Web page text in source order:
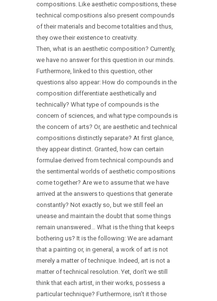
compositions. Like aesthetic compositions, these
technical compositions also present compounds
of their materials and become totalities and thus,
they owe their existence to creativity.
Then, what is an aesthetic composition? Currently,
we have no answer for this question in our minds.
Furthermore, linked to this question, other
questions also appear: How do compounds in the
composition differentiate aesthetically and
technically? What type of compounds is the
concern of sciences, and what type compounds is
the concern of arts? Or, are aesthetic and technical
compositions distinctly separate? At first glance,
they appear distinct. Granted, how can certain
formulae derived from technical compounds and
the sentimental worlds of aesthetic compositions
come together? Are we to assume that we have
arrived at the answers to questions that generate
constantly? Not exactly so, but we still feel an
unease and maintain the doubt that some things
remain unanswered… What is the thing that keeps
bothering us? It is the following: We are adamant
that a painting or, in general, a work of art is not
merely a matter of technique. Indeed, art is not a
matter of technical resolution. Yet, don’t we still
think that each artist, in their works, possess a
particular technique? Furthermore, isn’t it those